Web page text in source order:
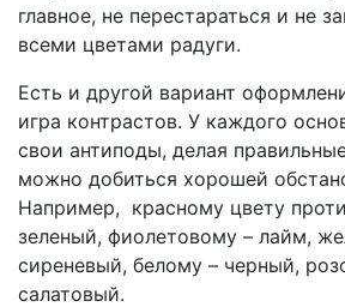
главное, не перестараться и не
всеми цветами радуги.
Есть и другой вариант
игра контрастов. У каждого
свои антиподы, делая
можно добиться хорошей
Например, красному цвету
зеленый, фиолетовому – лайм,
сиреневый, белому – черный,
салатовый.